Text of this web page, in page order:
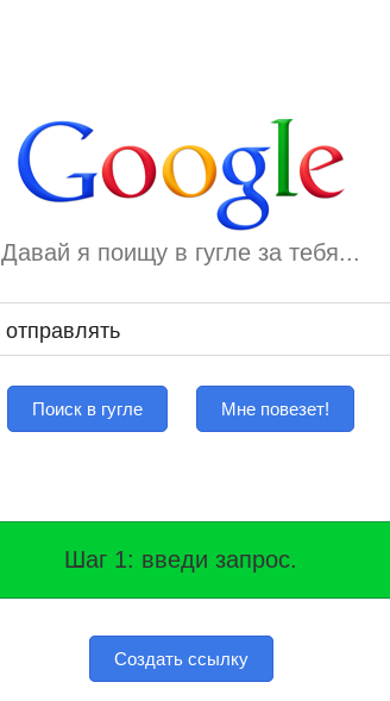
Давай я поищу в гугле за тебя...
Поиск в гугле Мне повезет!
Шаг 1: введи запрос.
Создать ссылку